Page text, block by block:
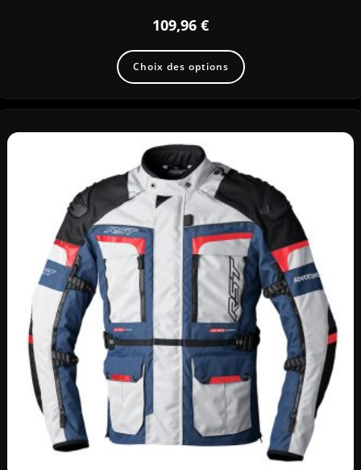
109,96 €
Choix des options